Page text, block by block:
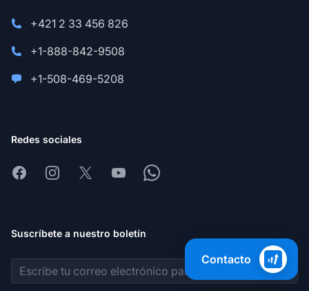
+421 2 33 456 826
+1-888-842-9508
+1-508-469-5208
Redes sociales
FacebookInstagram
X YoutubeWhatsapp
Suscríbete a nuestro boletín
Dirección de correo electrónico Contacto